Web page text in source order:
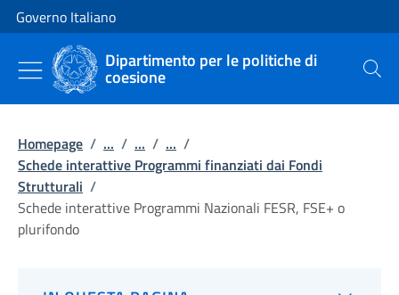
Vai al contenuto
Vai alla navigazione del sito
Governo Italiano
Dipartimento per le politiche di
coesione Cerca
Homepage / ... / ... / ... /
Schede interattive Programmi finanziati dai Fondi
Strutturali /
Schede interattive Programmi Nazionali FESR, FSE+ o
plurifondo